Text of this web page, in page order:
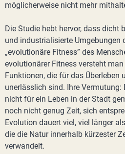
möglicherweise nicht mehr
Die Studie hebt hervor, dass dicht
und industrialisierte Umgebungen
„evolutionäre Fitness” des
evolutionärer Fitness versteht
Funktionen, die für das Überleben
unerlässlich sind. Ihre
nicht für ein Leben in der Stadt
noch nicht genug Zeit, sich
Evolution dauert viel, viel länger
die die Natur innerhalb kürzester
verwandelt.